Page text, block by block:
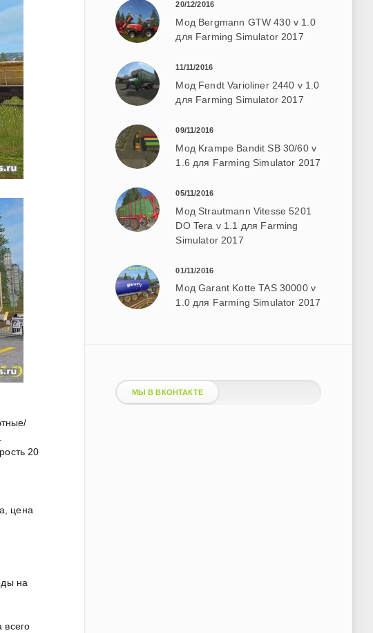
20
цена
на
всего
20/12/2016
Мод Bergmann GTW 430 v 1.0
для Farming Simulator 2017
11/11/2016
Мод Fendt Varioliner 2440 v 1.0
для Farming Simulator 2017
09/11/2016
Мод Krampe Bandit SB 30/60 v
1.6 для Farming Simulator 2017
05/11/2016
Мод Strautmann Vitesse 5201
DO Tera v 1.1 для Farming
Simulator 2017
01/11/2016
Мод Garant Kotte TAS 30000 v
1.0 для Farming Simulator 2017
МЫ В ВКОНТАКТЕ